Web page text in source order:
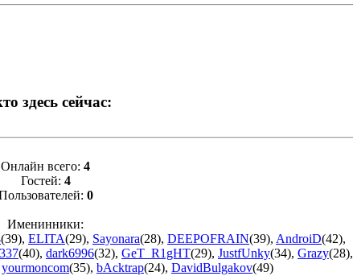
здесь сейчас:
Онлайн всего: 4
Гостей: 4
0
Именинники:
(39), ELITA(29), Sayonara(28), DEEPOFRAIN(39), AndroiD(42),
(40), dark6996(32), GeT_R1gHT(29), JustfUnky(34), Grazy(28),
yourmoncom(35), bAcktrap(24), DavidBulgakov(49)